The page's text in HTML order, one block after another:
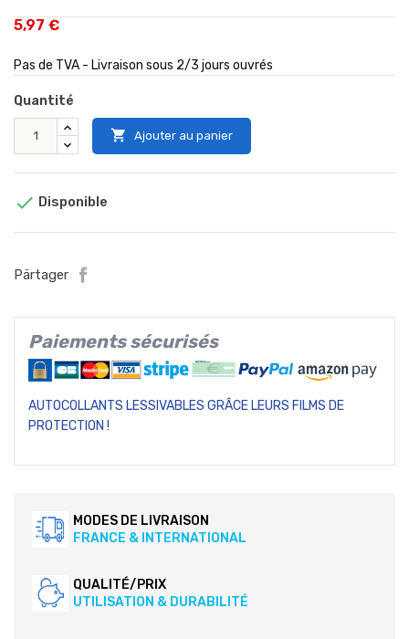
5,97 €
Pas de TVA - Livraison sous 2/3 jours ouvrés
Quantité
 Ajouter au panier
 Disponible
Pärtager
Paiements sécurisés
AUTOCOLLANTS LESSIVABLES GRÂCE LEURS FILMS DE
PROTECTION !
MODES DE LIVRAISON
FRANCE & INTERNATIONAL
QUALITÉ/PRIX
UTILISATION & DURABILITÉ